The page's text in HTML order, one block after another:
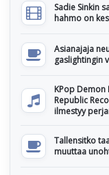
Sadie Sinkin
hahmo on
Asianajaja
gaslightingin
KPop
Republic
ilmestyy
Tallensitko
muuttaa